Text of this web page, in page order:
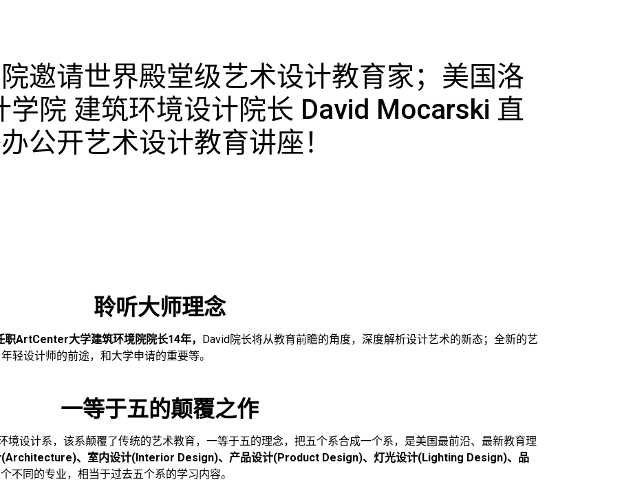
邀请世界殿堂级艺术设计教育家；美国洛
院 建筑环境设计院长 David Mocarski 直
公开艺术设计教育讲座！
聆听大师理念
ArtCenter大学建筑环境院院长14年， David院长将从教育前瞻的角度，深度解析设计艺术的新态；全新的艺
轻设计师的前途，和大学申请的重要等。
一等于五的颠覆之作
境设计系，该系颠覆了传统的艺术教育，一等于五的理念，把五个系合成一个系，是美国最前沿、最新教育理
(Architecture)、室内设计(Interior Design)、产品设计(Product Design)、灯光设计(Lighting Design)、品
不同的专业，相当于过去五个系的学习内容。